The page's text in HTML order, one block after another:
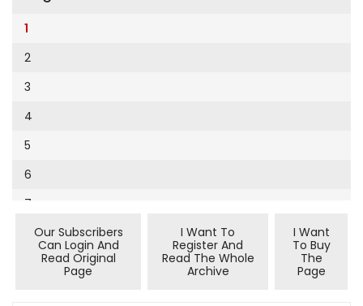
Cumhuriyet Sağlıklı Beslenme
Cumhuriyet Sokak
Cumhuriyet Spor
Cumhuriyet Strateji
Cumhuriyet Tarım
Cumhuriyet Yılbaşı
Çerçeve Eki
Dergi Eki
Ekonomi Eki
1994
9
10
11
12
13
14
15
16
1
2
3
4
5
6
7
Our Subscribers
Can Login And
Read Original
Page
I Want To
Register And
Read The Whole
Archive
I Want
To Buy
The
Page